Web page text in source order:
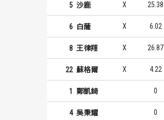
5 沙鹿 X 25.38
6 白薩 X 6.02
8 王律翔 X 26.87
22 蘇格爾 X 4.22
1 鄭凱錡 0
4 吳秉耀 0